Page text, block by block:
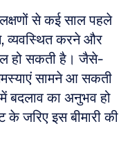
से कई साल पहले
व्यवस्थित करने और
हो सकती है। जैसे-
सामने आ सकती
बदलाव का अनुभव हो
जरिए इस बीमारी की